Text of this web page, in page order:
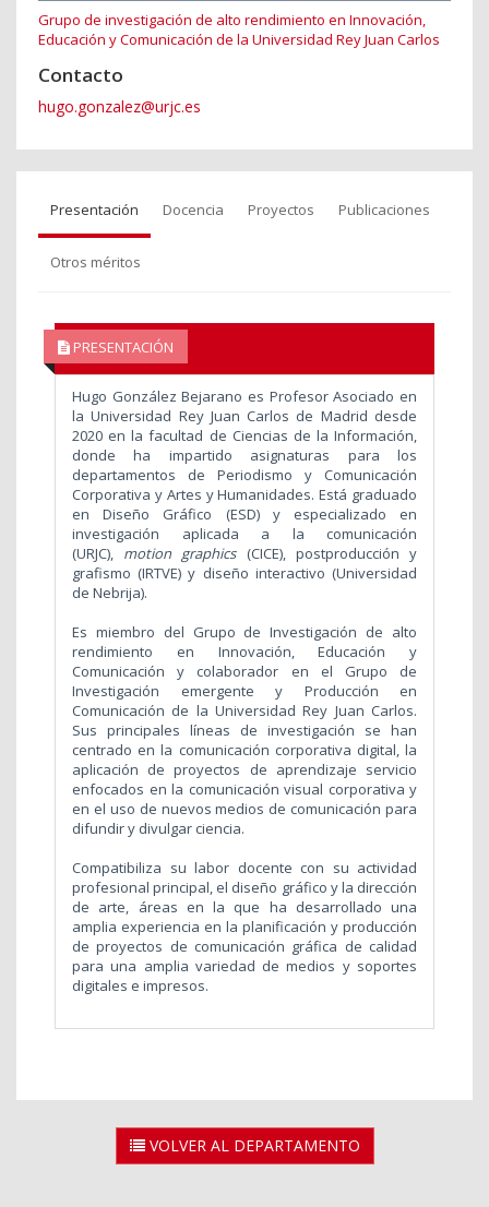
Grupo de investigación de alto rendimiento en Innovación,
Educación y Comunicación de la Universidad Rey Juan Carlos
Contacto
hugo.gonzalez@urjc.es
Presentación Docencia Proyectos Publicaciones
Otros méritos
PRESENTACIÓN
Hugo González Bejarano es Profesor Asociado en
la Universidad Rey Juan Carlos de Madrid desde
2020 en la facultad de Ciencias de la Información,
donde ha impartido asignaturas para los
departamentos de Periodismo y Comunicación
Corporativa y Artes y Humanidades. Está graduado
en Diseño Gráfico (ESD) y especializado en
investigación aplicada a la comunicación
(URJC), motion graphics(CICE), postproducción y
grafismo (IRTVE) y diseño interactivo (Universidad
de Nebrija).
Es miembro del Grupo de Investigación de alto
rendimiento en Innovación, Educación y
Comunicación y colaborador en el Grupo de
Investigación emergente y Producción en
Comunicación de la Universidad Rey Juan Carlos.
Sus principales líneas de investigación se han
centrado en la comunicación corporativa digital, la
aplicación de proyectos de aprendizaje servicio
enfocados en la comunicación visual corporativa y
en el uso de nuevos medios de comunicación para
difundir y divulgar ciencia.
Compatibiliza su labor docente con su actividad
profesional principal, el diseño gráfico y la dirección
de arte, áreas en la que ha desarrollado una
amplia experiencia en la planificación y producción
de proyectos de comunicación gráfica de calidad
para una amplia variedad de medios y soportes
digitales e impresos.
VOLVER AL DEPARTAMENTO